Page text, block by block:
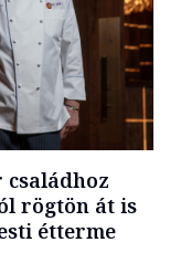
családhoz
rögtön át is
étterme